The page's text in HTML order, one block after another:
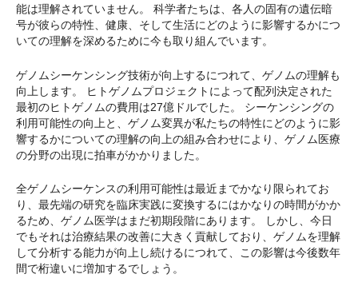
能は理解されていません。 科学者たちは、各人の固有の遺伝暗
号が彼らの特性、健康、そして生活にどのように影響するかにつ
いての理解を深めるために今も取り組んでいます。
ゲノムシーケンシング技術が向上するにつれて、ゲノムの理解も
向上します。 ヒトゲノムプロジェクトによって配列決定された
最初のヒトゲノムの費用は27億ドルでした。 シーケンシングの
利用可能性の向上と、ゲノム変異が私たちの特性にどのように影
響するかについての理解の向上の組み合わせにより、ゲノム医療
の分野の出現に拍車がかかりました。
全ゲノムシーケンスの利用可能性は最近までかなり限られてお
り、最先端の研究を臨床実践に変換するにはかなりの時間がかか
るため、ゲノム医学はまだ初期段階にあります。 しかし、今日
でもそれは治療結果の改善に大きく貢献しており、ゲノムを理解
して分析する能力が向上し続けるにつれて、この影響は今後数年
間で桁違いに増加するでしょう。